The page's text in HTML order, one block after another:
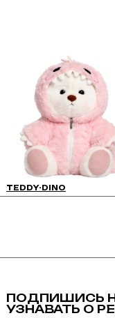
TEDDY-DINO
ПОДПИШИСЬ
УЗНАВАТЬ О